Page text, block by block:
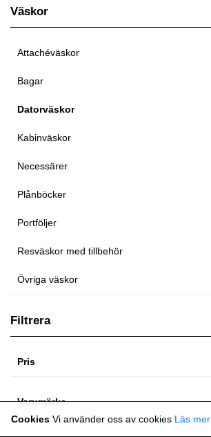
Väskor
Attachéväskor
Bagar
Datorväskor
Kabinväskor
Necessärer
Plånböcker
Portföljer
Resväskor med tillbehör
Övriga väskor
Filtrera
Pris
Varumärke
Cookies Vi använder oss av cookies Läs mer